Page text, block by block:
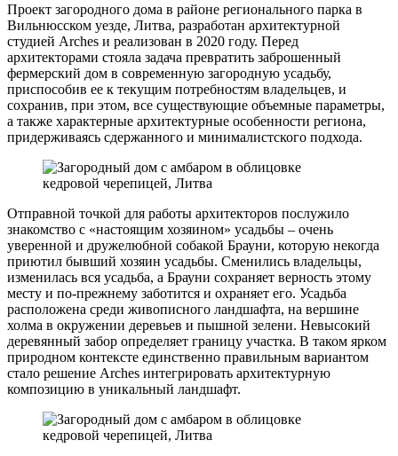
Проект загородного дома в районе регионального парка в
Вильнюсском уезде, Литва, разработан архитектурной
студией Arches и реализован в 2020 году. Перед
архитекторами стояла задача превратить заброшенный
фермерский дом в современную загородную усадьбу,
приспособив ее к текущим потребностям владельцев, и
сохранив, при этом, все существующие объемные параметры,
а также характерные архитектурные особенности региона,
придерживаясь сдержанного и минималистского подхода.
Отправной точкой для работы архитекторов послужило
знакомство с «настоящим хозяином» усадьбы – очень
уверенной и дружелюбной собакой Брауни, которую некогда
приютил бывший хозяин усадьбы. Сменились владельцы,
изменилась вся усадьба, а Брауни сохраняет верность этому
месту и по-прежнему заботится и охраняет его. Усадьба
расположена среди живописного ландшафта, на вершине
холма в окружении деревьев и пышной зелени. Невысокий
деревянный забор определяет границу участка. В таком ярком
природном контексте единственно правильным вариантом
стало решение Arches интегрировать архитектурную
композицию в уникальный ландшафт.